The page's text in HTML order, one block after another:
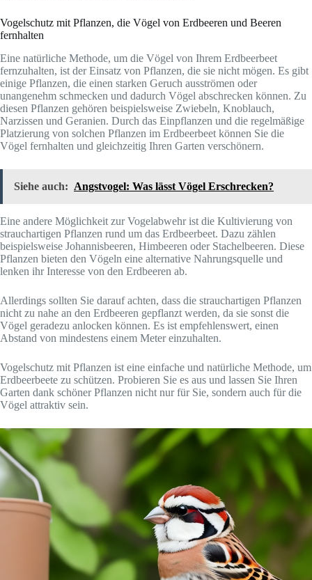
Vogelschutz mit Pflanzen, die Vögel von Erdbeeren und Beeren
fernhalten
Eine natürliche Methode, um die Vögel von Ihrem Erdbeerbeet
fernzuhalten, ist der Einsatz von Pflanzen, die sie nicht mögen. Es gibt
einige Pflanzen, die einen starken Geruch ausströmen oder
unangenehm schmecken und dadurch Vögel abschrecken können. Zu
diesen Pflanzen gehören beispielsweise Zwiebeln, Knoblauch,
Narzissen und Geranien. Durch das Einpflanzen und die regelmäßige
Platzierung von solchen Pflanzen im Erdbeerbeet können Sie die
Vögel fernhalten und gleichzeitig Ihren Garten verschönern.
Siehe auch: Angstvogel: Was lässt Vögel Erschrecken?
Eine andere Möglichkeit zur Vogelabwehr ist die Kultivierung von
strauchartigen Pflanzen rund um das Erdbeerbeet. Dazu zählen
beispielsweise Johannisbeeren, Himbeeren oder Stachelbeeren. Diese
Pflanzen bieten den Vögeln eine alternative Nahrungsquelle und
lenken ihr Interesse von den Erdbeeren ab.
Allerdings sollten Sie darauf achten, dass die strauchartigen Pflanzen
nicht zu nahe an den Erdbeeren gepflanzt werden, da sie sonst die
Vögel geradezu anlocken können. Es ist empfehlenswert, einen
Abstand von mindestens einem Meter einzuhalten.
Vogelschutz mit Pflanzen ist eine einfache und natürliche Methode, um
Erdbeerbeete zu schützen. Probieren Sie es aus und lassen Sie Ihren
Garten dank schöner Pflanzen nicht nur für Sie, sondern auch für die
Vögel attraktiv sein.